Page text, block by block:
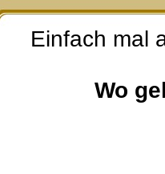
Einfach mal
Wo